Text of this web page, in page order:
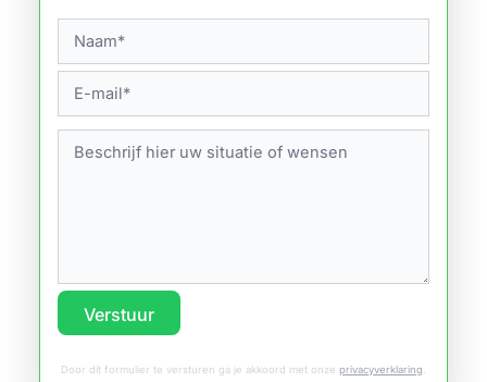
Verstuur
Door dit formulier te versturen ga je akkoord met onze privacyverklaring